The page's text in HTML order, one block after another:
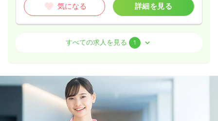
気になる 詳細を見る
正看護師 / 管理職
万円〜/月 賞与2ヶ月
※経験4年の例
9:00～18:00（休憩60分）
オンコールあり
担当業務未経験可 月給40万円以上可
すべての求人を見る 1